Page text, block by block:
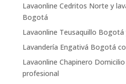
Lavaonline Cedritos Norte y
Bogotá
Lavaonline Teusaquillo
Lavandería Engativá Bogotá
Lavaonline Chapinero
profesional